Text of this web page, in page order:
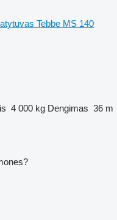
Tebbe MS 140
4 000 kg Dengimas 36 m